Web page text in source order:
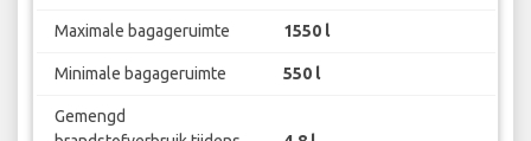
Maximale bagageruimte 1550 l
Minimale bagageruimte 550 l
Gemengd